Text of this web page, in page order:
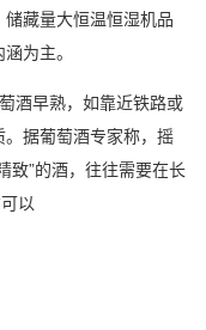
藏量大恒温恒湿机品
为主。
早熟，如靠近铁路或
据葡萄酒专家称，摇
致”的酒，往往需要在长
以